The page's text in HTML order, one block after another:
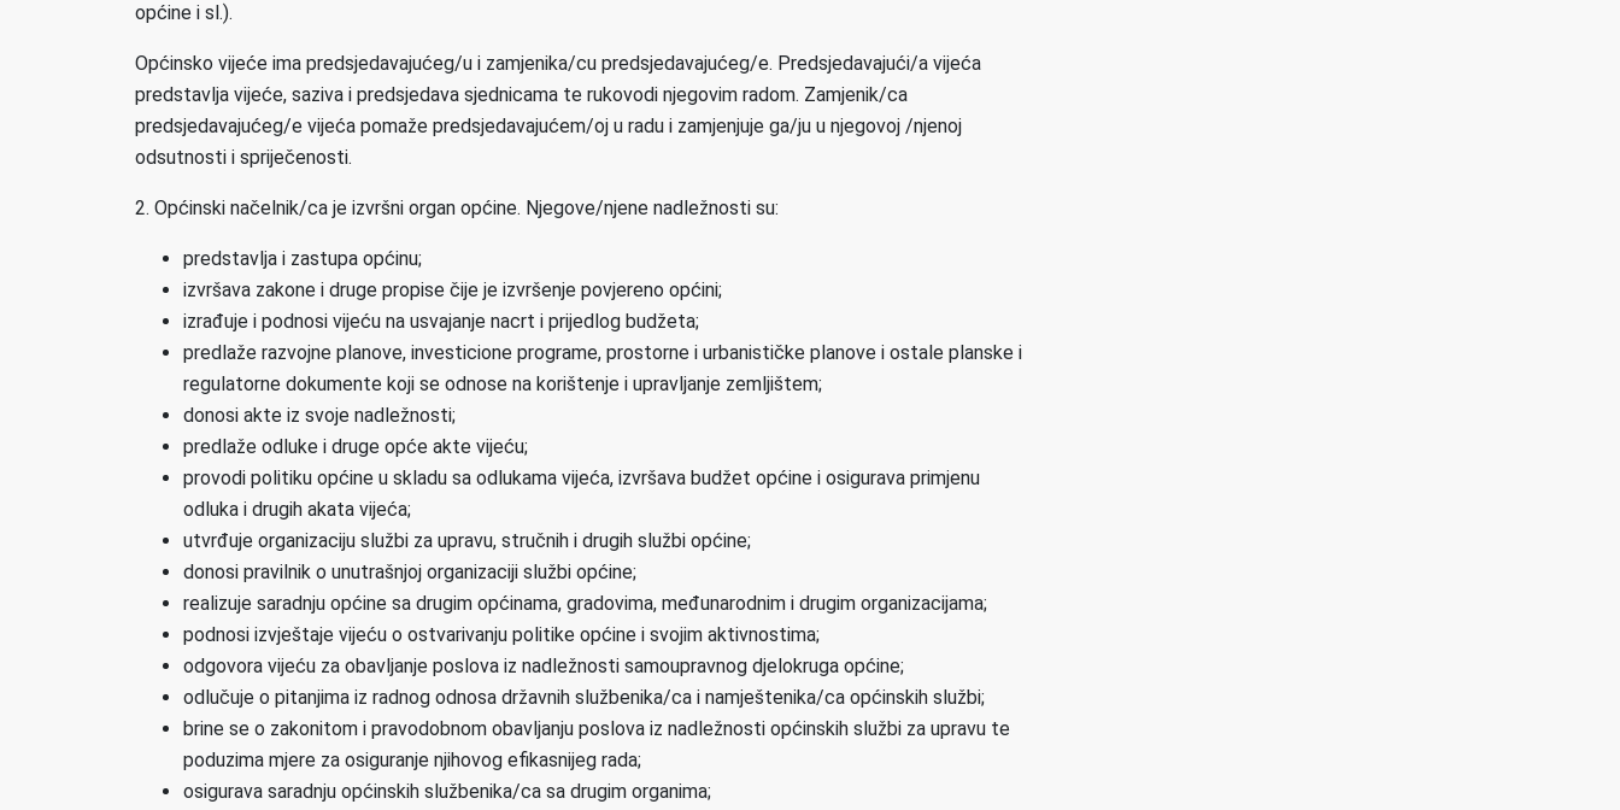
općine i sl.).
Općinsko vijeće ima predsjedavajućeg/u i zamjenika/cu predsjedavajućeg/e. Predsjedavajući/a vijeća
predstavlja vijeće, saziva i predsjedava sjednicama te rukovodi njegovim radom. Zamjenik/ca
predsjedavajućeg/e vijeća pomaže predsjedavajućem/oj u radu i zamjenjuje ga/ju u njegovoj /njenoj
odsutnosti i spriječenosti.
2. Općinski načelnik/ca je izvršni organ općine. Njegove/njene nadležnosti su:
predstavlja i zastupa općinu;
izvršava zakone i druge propise čije je izvršenje povjereno općini;
izrađuje i podnosi vijeću na usvajanje nacrt i prijedlog budžeta;
predlaže razvojne planove, investicione programe, prostorne i urbanističke planove i ostale planske i
regulatorne dokumente koji se odnose na korištenje i upravljanje zemljištem;
donosi akte iz svoje nadležnosti;
predlaže odluke i druge opće akte vijeću;
provodi politiku općine u skladu sa odlukama vijeća, izvršava budžet općine i osigurava primjenu
odluka i drugih akata vijeća;
utvrđuje organizaciju službi za upravu, stručnih i drugih službi općine;
donosi pravilnik o unutrašnjoj organizaciji službi općine;
realizuje saradnju općine sa drugim općinama, gradovima, međunarodnim i drugim organizacijama;
podnosi izvještaje vijeću o ostvarivanju politike općine i svojim aktivnostima;
odgovora vijeću za obavljanje poslova iz nadležnosti samoupravnog djelokruga općine;
odlučuje o pitanjima iz radnog odnosa državnih službenika/ca i namještenika/ca općinskih službi;
brine se o zakonitom i pravodobnom obavljanju poslova iz nadležnosti općinskih službi za upravu te
poduzima mjere za osiguranje njihovog efikasnijeg rada;
osigurava saradnju općinskih službenika/ca sa drugim organima;